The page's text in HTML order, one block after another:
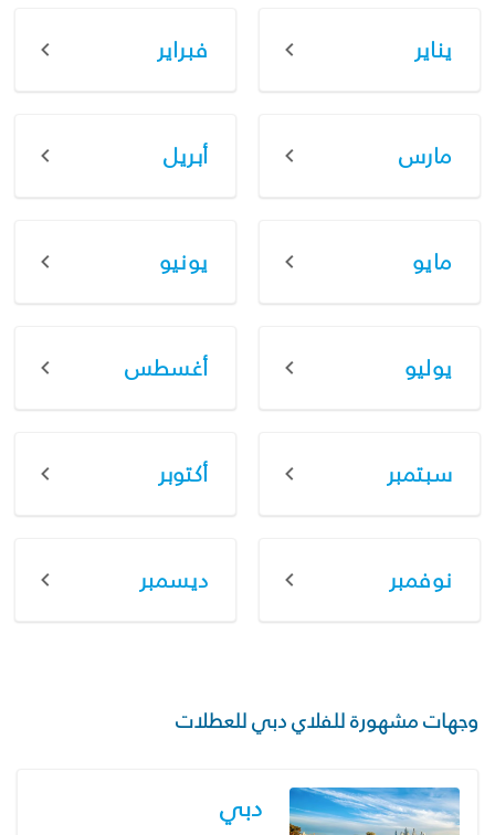
يناير فبراير
مارس أبريل
مايو يونيو
يوليو أغسطس
سبتمبر أكتوبر
نوفمبر ديسمبر
وجهات مشهورة للفلاي دبي للعطلات
دبي